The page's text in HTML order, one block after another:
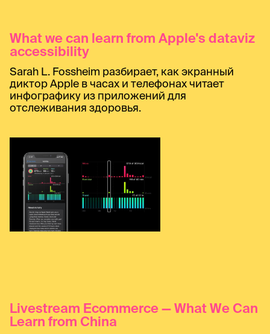
What we can learn from Apple's dataviz
accessibility
Sarah L. Fossheim разбирает, как экранный
диктор Apple в часах и телефонах читает
инфографику из приложений для
отслеживания здоровья.
Livestream Ecommerce — What We Can
Learn from China